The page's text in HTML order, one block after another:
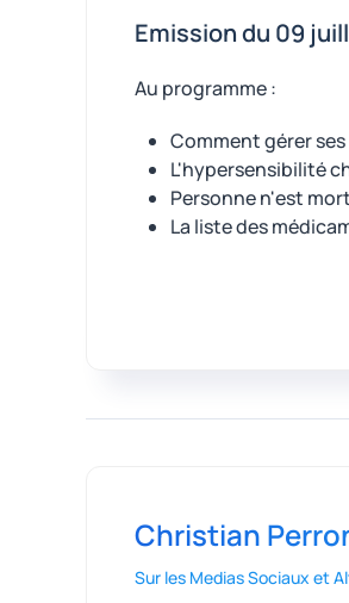
Emission du 09
Au programme :
Comment gérer
L'hypersensibilité
Personne n'est
La liste des
Christian
Sur les Medias Sociaux et